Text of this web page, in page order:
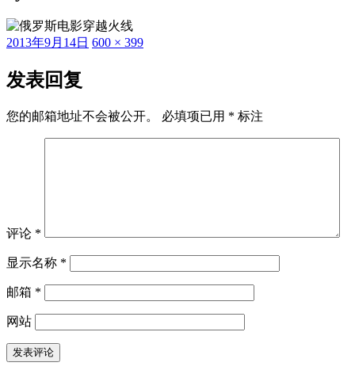
发
于
2013年9月14日 原
600 × 399
发表回复
您的邮箱地址不会被公开。 必填项已用 * 标注
评论 *
显示名称 *
邮箱 *
网站